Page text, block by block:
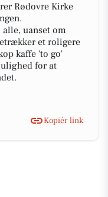
Rødovre Kirke
uanset om
et roligere
kaffe 'to go'
for at
Kopiér link